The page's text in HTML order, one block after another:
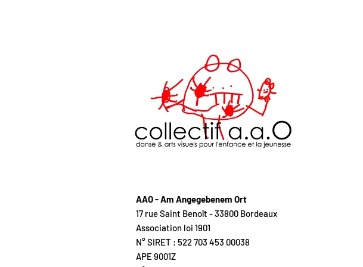
AAO - Am Angegebenem Ort
17 rue Saint Benoît - 33800 Bordeaux
Association loi 1901
N° SIRET : 522 703 453 00038
APE 9001Z